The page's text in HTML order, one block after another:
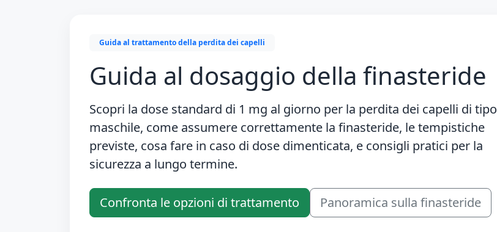
Guida al trattamento della perdita dei capelli
Guida al dosaggio della finasteride
Scopri la dose standard di 1 mg al giorno per la perdita dei capelli di tipo
maschile, come assumere correttamente la finasteride, le tempistiche
previste, cosa fare in caso di dose dimenticata, e consigli pratici per la
sicurezza a lungo termine.
Confronta le opzioni di trattamento Panoramica sulla finasteride